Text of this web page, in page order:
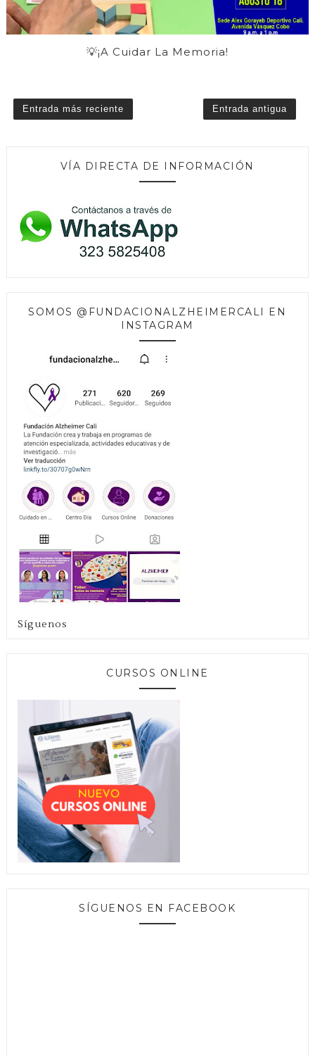
💡¡A Cuidar La Memoria!
Entrada más reciente Entrada antigua
VÍA DIRECTA DE INFORMACIÓN
SOMOS @FUNDACIONALZHEIMERCALI EN
INSTAGRAM
Síguenos
CURSOS ONLINE
SÍGUENOS EN FACEBOOK